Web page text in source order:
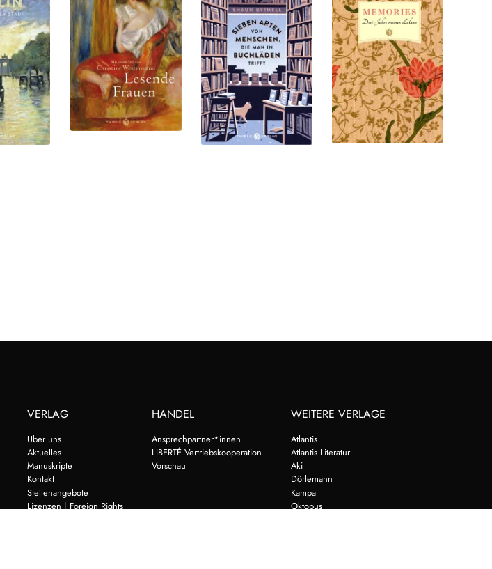
VERLAG
Über uns
Aktuelles
Manuskripte
Kontakt
Stellenangebote
Lizenzen | Foreign Rights
HANDEL
Ansprechpartner*innen
LIBERTÉ Vertriebskooperation
Vorschau
WEITERE VERLAGE
Atlantis
Atlantis Literatur
Aki
Dörlemann
Kampa
Oktopus